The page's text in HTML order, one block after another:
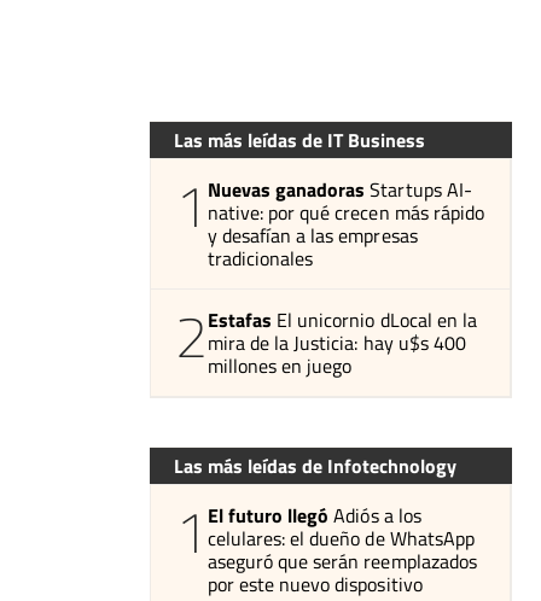
Las más leídas de IT Business
1 Nuevas ganadoras Startups AI-
native: por qué crecen más rápido
y desafían a las empresas
tradicionales
2Estafas El unicornio dLocal en la
mira de la Justicia: hay u$s 400
millones en juego
Las más leídas de Infotechnology
1 El futuro llegó Adiós a los
celulares: el dueño de WhatsApp
aseguró que serán reemplazados
por este nuevo dispositivo